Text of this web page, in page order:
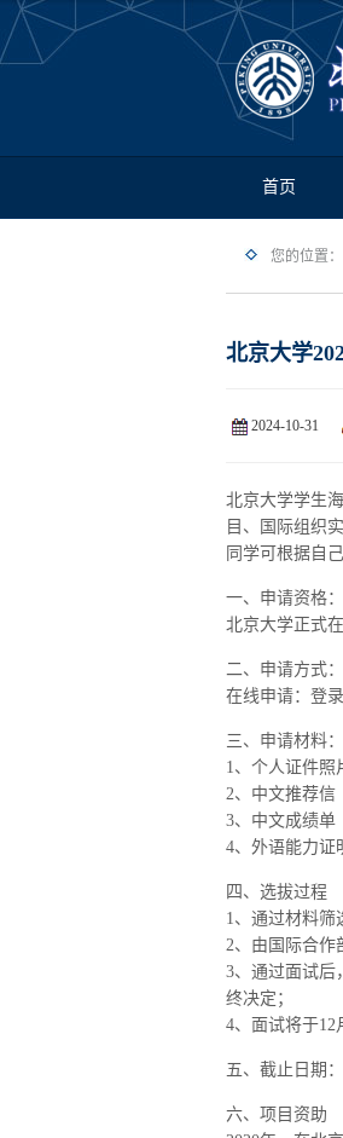
首页
您的位置：
北京大学
2024-10-31
北京大学学生
目、国际组织
同学可根据自
一、申请资格：
北京大学正式
二、申请方式：
在线申请：登
三、申请材料：
1、个人证件照
2、中文推荐信
3、中文成绩单
4、外语能力证
四、选拔过程
1、通过材料筛
2、由国际合作
3、通过面试后
终决定；
4、面试将于12
五、截止日期
六、项目资助